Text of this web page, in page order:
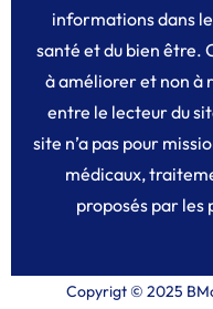
informations dans
santé et du bien être.
à améliorer et non à
entre le lecteur du
site n’a pas pour
médicaux,
proposés par les
Copyrigt © 2025